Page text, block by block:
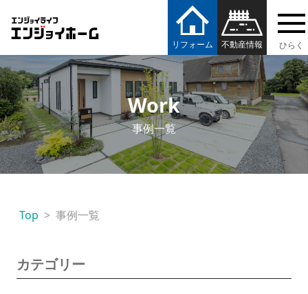
エンジョイホーム
リフォーム 不動産情報
Work
事例一覧
Top 事例一覧
カテゴリー